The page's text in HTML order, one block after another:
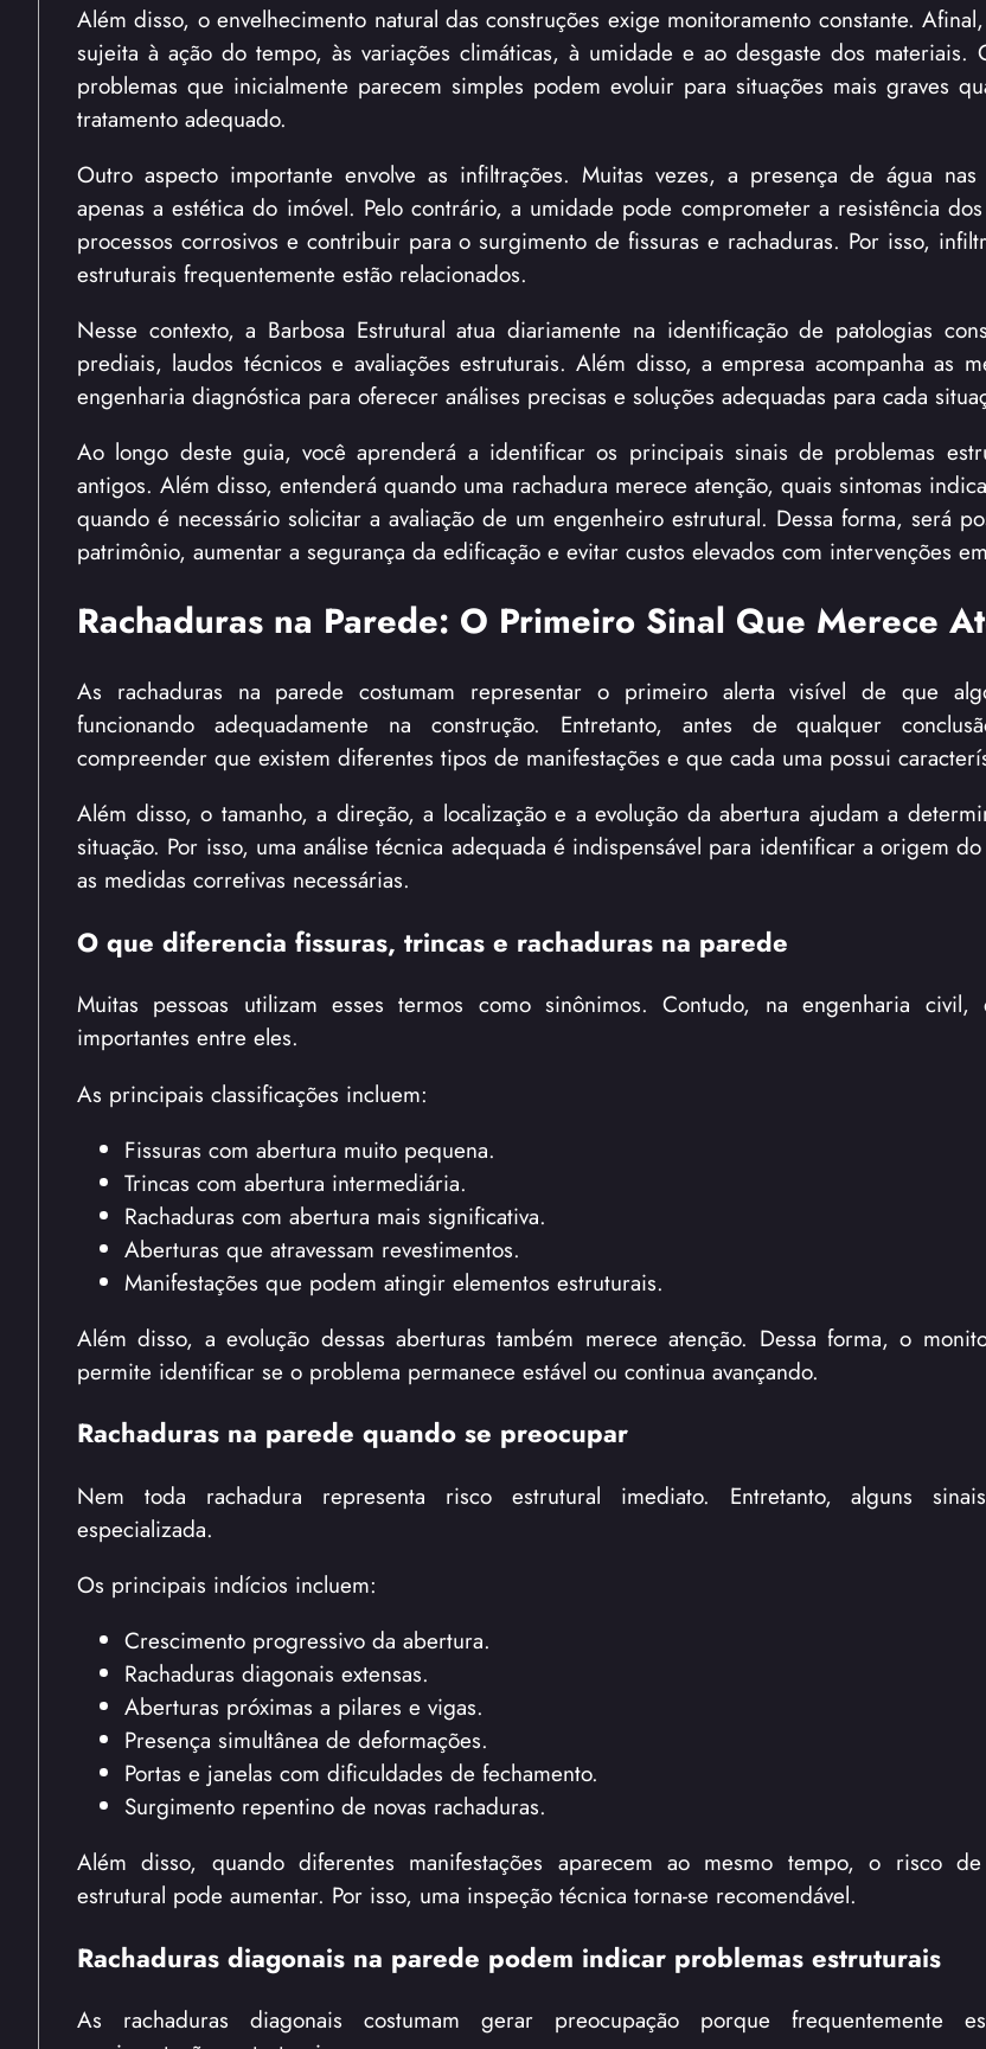
Além disso, o envelhecimento natural das construções exige monitoramento constante.
sujeita à ação do tempo, às variações climáticas, à umidade e ao desgaste dos materiais.
problemas que inicialmente parecem simples podem evoluir para situações mais graves
tratamento adequado.
Outro aspecto importante envolve as infiltrações. Muitas vezes, a presença de água
apenas a estética do imóvel. Pelo contrário, a umidade pode comprometer a resistência
processos corrosivos e contribuir para o surgimento de fissuras e rachaduras. Por isso,
estruturais frequentemente estão relacionados.
Nesse contexto, a Barbosa Estrutural atua diariamente na identificação de patologias
prediais, laudos técnicos e avaliações estruturais. Além disso, a empresa acompanha as
engenharia diagnóstica para oferecer análises precisas e soluções adequadas para cada
Ao longo deste guia, você aprenderá a identificar os principais sinais de problemas
antigos. Além disso, entenderá quando uma rachadura merece atenção, quais sintomas
quando é necessário solicitar a avaliação de um engenheiro estrutural. Dessa forma, será
patrimônio, aumentar a segurança da edificação e evitar custos elevados com intervenções
Rachaduras na Parede: O Primeiro Sinal Que Merece
As rachaduras na parede costumam representar o primeiro alerta visível de que
funcionando adequadamente na construção. Entretanto, antes de qualquer
compreender que existem diferentes tipos de manifestações e que cada uma possui
Além disso, o tamanho, a direção, a localização e a evolução da abertura ajudam a
situação. Por isso, uma análise técnica adequada é indispensável para identificar a origem
as medidas corretivas necessárias.
O que diferencia fissuras, trincas e rachaduras na parede
Muitas pessoas utilizam esses termos como sinônimos. Contudo, na engenharia civil,
importantes entre eles.
As principais classificações incluem:
Fissuras com abertura muito pequena.
Trincas com abertura intermediária.
Rachaduras com abertura mais significativa.
Aberturas que atravessam revestimentos.
Manifestações que podem atingir elementos estruturais.
Além disso, a evolução dessas aberturas também merece atenção. Dessa forma, o
permite identificar se o problema permanece estável ou continua avançando.
Rachaduras na parede quando se preocupar
Nem toda rachadura representa risco estrutural imediato. Entretanto, alguns
especializada.
Os principais indícios incluem:
Crescimento progressivo da abertura.
Rachaduras diagonais extensas.
Aberturas próximas a pilares e vigas.
Presença simultânea de deformações.
Portas e janelas com dificuldades de fechamento.
Surgimento repentino de novas rachaduras.
Além disso, quando diferentes manifestações aparecem ao mesmo tempo, o risco de
estrutural pode aumentar. Por isso, uma inspeção técnica torna-se recomendável.
Rachaduras diagonais na parede podem indicar problemas estruturais
As rachaduras diagonais costumam gerar preocupação porque frequentemente